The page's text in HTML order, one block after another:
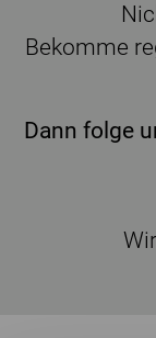
Bekomme
Dann folge